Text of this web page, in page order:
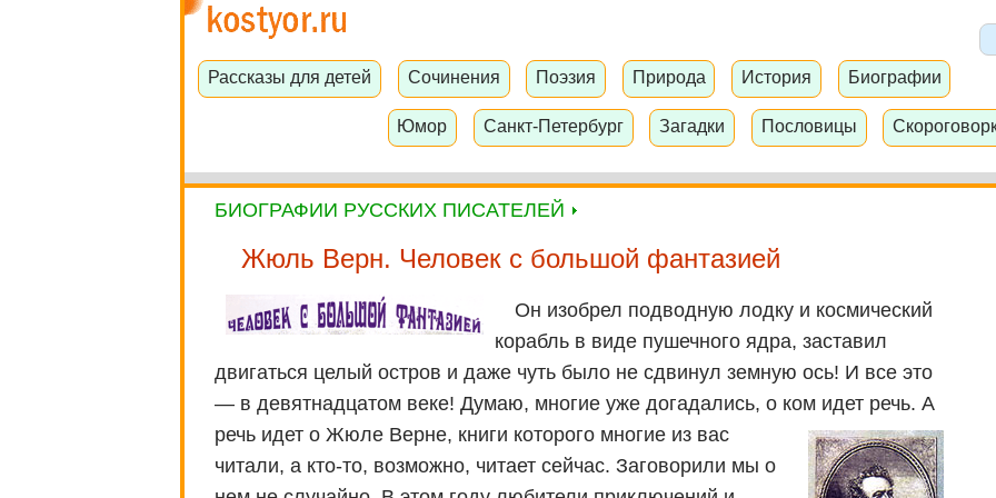
Рассказы для детей Сочинения Поэзия Природа История Биографии
Юмор Санкт-Петербург Загадки Пословицы
БИОГРАФИИ РУССКИХ ПИСАТЕЛЕЙ
Жюль Верн. Человек с большой фантазией
Он изобрел подводную лодку и космический
корабль в виде пушечного ядра, заставил
двигаться целый остров и даже чуть было не сдвинул земную ось! И все это
— в девятнадцатом веке! Думаю, многие уже догадались, о ком идет речь. А
речь идет о Жюле Верне, книги которого многие из вас
читали, а кто-то, возможно, читает сейчас. Заговорили мы о